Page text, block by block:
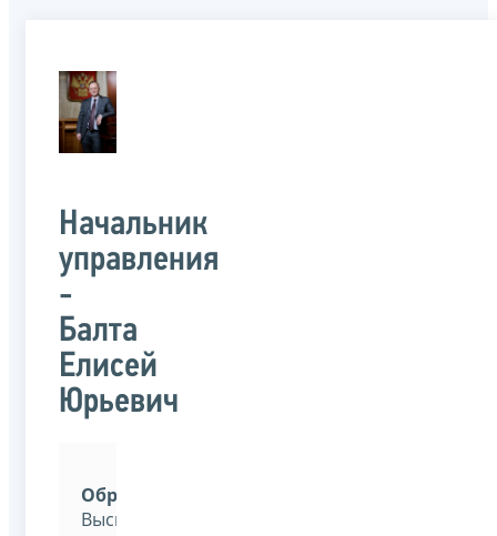
Начальник
управления
-
Балта
Елисей
Юрьевич
Образование:
Высшее.